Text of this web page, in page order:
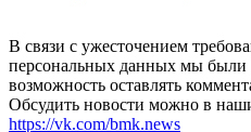
В связи с ужесточением
персональных данных мы
возможность оставлять
Обсудить новости можно в
https://vk.com/bmk.news